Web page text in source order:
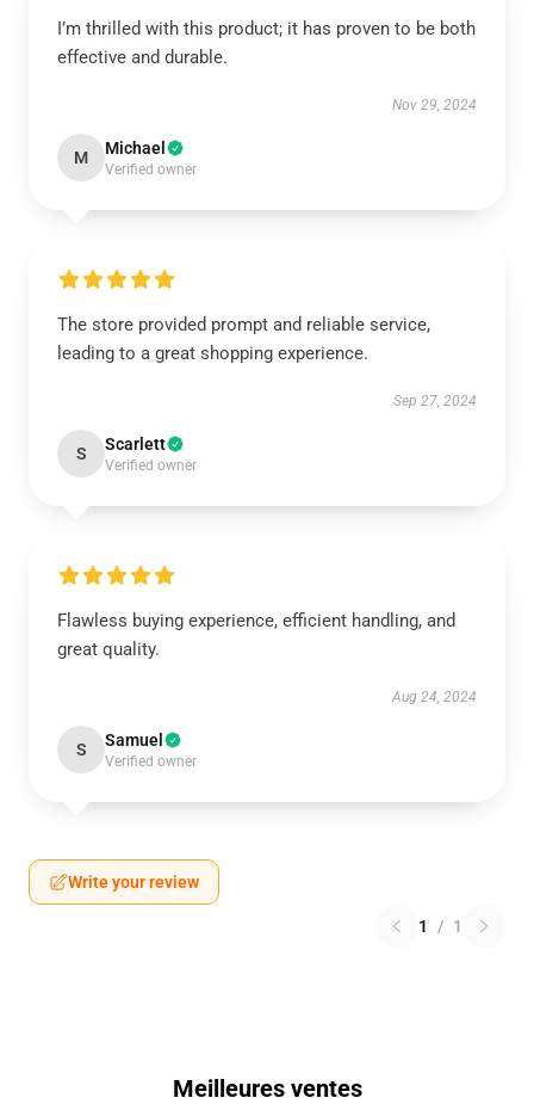
I’m thrilled with this product; it has proven to be both
effective and durable.
Nov 29, 2024
M Michael
Verified owner
The store provided prompt and reliable service,
leading to a great shopping experience.
Sep 27, 2024
S Scarlett
Verified owner
Flawless buying experience, efficient handling, and
great quality.
Aug 24, 2024
S Samuel
Verified owner
Write your review
1 / 1
Meilleures ventes